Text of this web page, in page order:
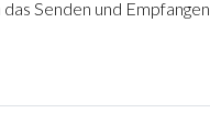
Senden und Empfangen